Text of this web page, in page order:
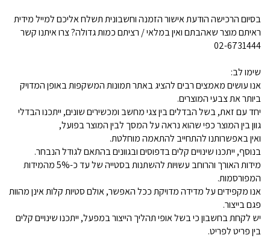
בסיום הרכישה הודעת אישור הזמנה וחשבונית תשלח אליכם למייל מידית
ראיתם מוצר שאהבתם ואין במלאי / רציתם כמות גדולה? צרו איתנו קשר
02-6731444
שימו לב:
אנו עושים מאמצים רבים להציג באתר תמונות המשקפות באופן המדויק
ביותר את צבעי המוצרים.
יחד עם זאת, בשל הבדלים בין צגי מחשב ומכשירים שונים, ייתכנו הבדלי
גוון בין המוצר כפי שהוא נראה על המסך לבין המוצר בפועל,
ואין באפשרותנו להתחייב להתאמה מוחלטת.
בנוסף, ייתכנו שינויים קלים בדפוסים ובגוונים בהתאם לגודל הנבחר.
מידות האורך והרוחב עשויות להשתנות בסטייה של עד כ-5% מהמידות
המפורסמות.
אנו מקפידים על מדידה מדויקת ככל האפשר, אולם סטיות קלות אינן מהוות
פגם בייצור.
יש לקחת בחשבון כי בשל אופי תהליך הייצור במפעל, ייתכנו שינויים קלים
בין פריט לפריט.